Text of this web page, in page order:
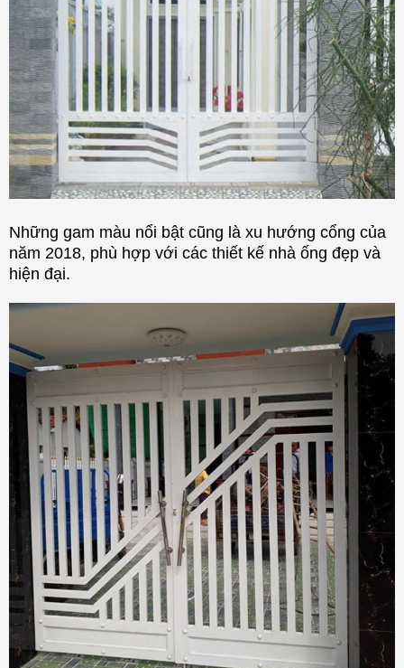
Những gam màu nổi bật cũng là xu hướng cổng của
năm 2018, phù hợp với các thiết kế nhà ống đẹp và
hiện đại.